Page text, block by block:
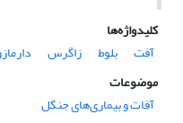
کلیدواژه‌ها
آفت
بلوط زاگرس
موضوعات
آفات و بیماری‌های جنگل